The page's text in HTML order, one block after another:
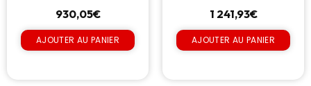
930,05€
AJOUTER AU PANIER
1 241,93€
AJOUTER AU PANIER